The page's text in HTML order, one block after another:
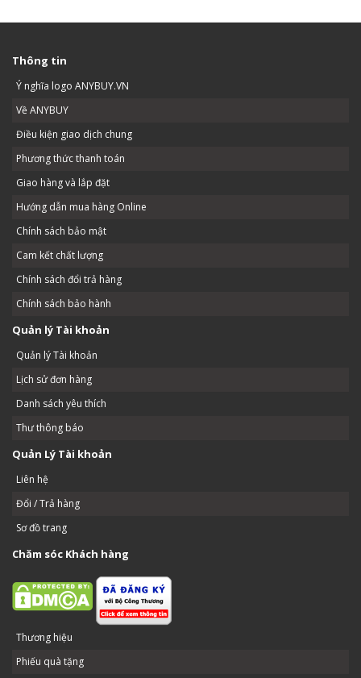
Thông tin
Ý nghĩa logo ANYBUY.VN
Về ANYBUY
Điều kiện giao dịch chung
Phương thức thanh toán
Giao hàng và lắp đặt
Hướng dẫn mua hàng Online
Chính sách bảo mật
Cam kết chất lượng
Chính sách đổi trả hàng
Chính sách bảo hành
Quản lý Tài khoản
Quản lý Tài khoản
Lịch sử đơn hàng
Danh sách yêu thích
Thư thông báo
Quản Lý Tài khoản
Liên hệ
Đổi / Trả hàng
Sơ đồ trang
Chăm sóc Khách hàng
Thương hiệu
Phiếu quà tặng